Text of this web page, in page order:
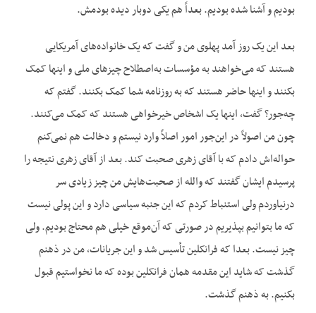
بودیم و آشنا شده بودیم. بعداً هم یکی دوبار دیده بودمش.
بعد این یک روز آمد پهلوی من و گفت که یک خانواده‌های آمریکایی
هستند که می‌خواهند به مؤسسات به‌اصطلاح چیزهای ملی و اینها کمک
بکنند و اینها حاضر هستند که به روزنامه شما کمک بکنند. گفتم که
چه‌جور؟ گفت، اینها یک اشخاص خیرخواهی هستند که کمک می‌کنند.
چون من اصولاً در این‌جور امور اصلاً وارد نیستم و دخالت هم نمی‌کنم
حواله‌اش دادم که با آقای زهری صحبت کند. بعد از آقای زهری نتیجه را
پرسیدم ایشان گفتند که والله از صحبت‌هایش من چیز زیادی سر
درنیاوردم ولی استنباط کردم که این جنبه سیاسی دارد و این پولی نیست
که ما بتوانیم بپذیریم در صورتی که آن‌موقع خیلی هم محتاج بودیم. ولی
چیز نیست. بعدا که فرانکلین تأسیس شد و این جریانات، من در ذهنم
گذشت که شاید این مقدمه همان فرانکلین بوده که ما نخواستیم قبول
بکنیم. به ذهنم گذشت.